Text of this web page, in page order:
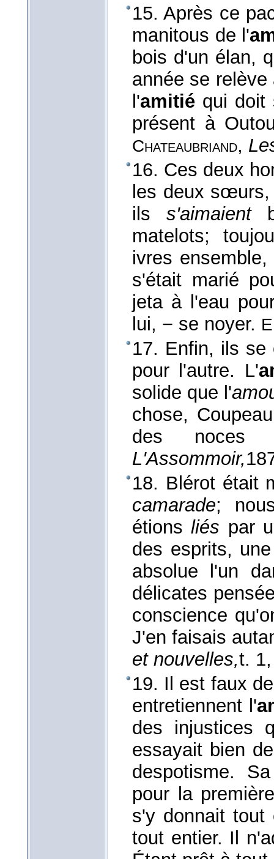
15. Après ce
manitous de l'
bois d'un élan,
année se
l'amitié qui doit
présent à
Chateaubriand,
16. Ces deux
les deux sœurs,
ils s'aimaient
matelots;
ivres
s'était marié
jeta à l'eau
lui, − se noyer.
17. Enfin, ils se
pour l'autre. L'
solide que l'
chose,
des
L'Assommoir,
18. Blérot était
camarade;
étionsliés par
des esprits,
absolue l'un
délicates
conscience
J'en faisais
et nouvelles,t.
19. Il est faux
entretiennent l'
des injustices
essayait bien
despotisme.
pour la
s'y donnait tout
tout entier. Il